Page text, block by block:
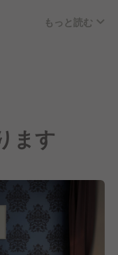
なしをお届けしま
もっと読む
ます